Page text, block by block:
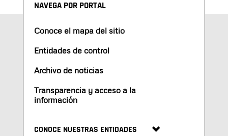
NAVEGA POR PORTAL
Conoce el mapa del sitio
Entidades de control
Archivo de noticias
Transparencia y acceso a la
información
CONOCE NUESTRAS ENTIDADES